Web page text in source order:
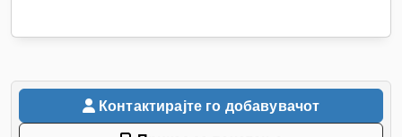
Контактирајте го добавувачот